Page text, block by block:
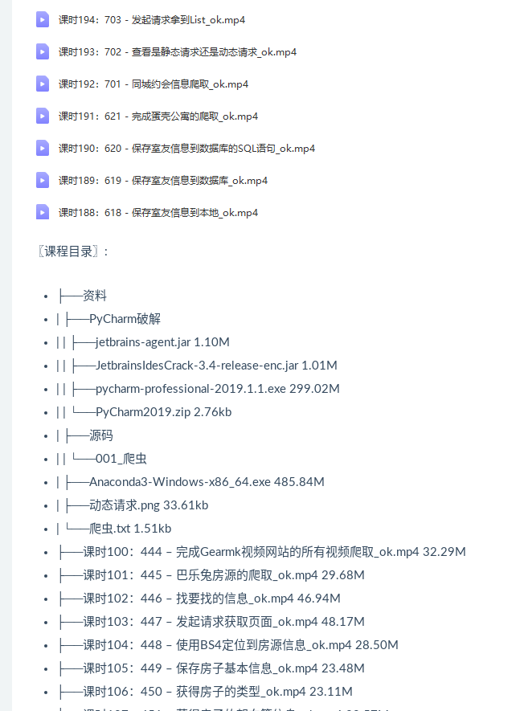
〖课程目录〗:
├──资料
| ├──PyCharm破解
| | ├──jetbrains-agent.jar 1.10M
| | ├──JetbrainsIdesCrack-3.4-release-enc.jar 1.01M
| | ├──pycharm-professional-2019.1.1.exe 299.02M
| | └──PyCharm2019.zip 2.76kb
| ├──源码
| | └──001_爬虫
| ├──Anaconda3-Windows-x86_64.exe 485.84M
| ├──动态请求.png 33.61kb
| └──爬虫.txt 1.51kb
├──课时100：444 – 完成Gearmk视频网站的所有视频爬取_ok.mp4 32.29M
├──课时101：445 – 巴乐兔房源的爬取_ok.mp4 29.68M
├──课时102：446 – 找要找的信息_ok.mp4 46.94M
├──课时103：447 – 发起请求获取页面_ok.mp4 48.17M
├──课时104：448 – 使用BS4定位到房源信息_ok.mp4 28.50M
├──课时105：449 – 保存房子基本信息_ok.mp4 23.48M
├──课时106：450 – 获得房子的类型_ok.mp4 23.11M